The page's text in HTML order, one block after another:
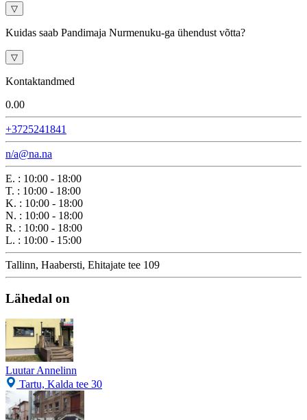
▽
Kuidas saab Pandimaja Nurmenuku-ga ühendust võtta?
▽
Kontaktandmed
0.00
+3725241841
n/a@na.na
E. : 10:00 - 18:00
T. : 10:00 - 18:00
K. : 10:00 - 18:00
N. : 10:00 - 18:00
R. : 10:00 - 18:00
L. : 10:00 - 15:00
Tallinn, Haabersti, Ehitajate tee 109
Lähedal on
Luutar Annelinn
Tartu, Kalda tee 30